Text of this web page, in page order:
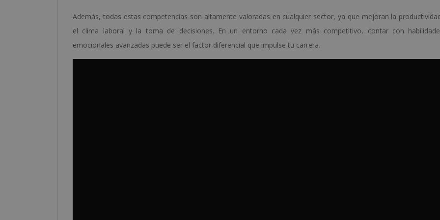
Además, todas estas competencias son altamente valoradas en cualquier sector, ya que mejoran la
el clima laboral y la toma de decisiones. En un entorno cada vez más competitivo, contar con
emocionales avanzadas puede ser el factor diferencial que impulse tu carrera.